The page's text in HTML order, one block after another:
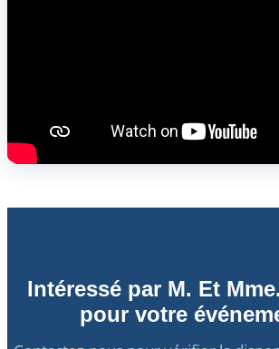
Intéressé par M. Et
pour votre